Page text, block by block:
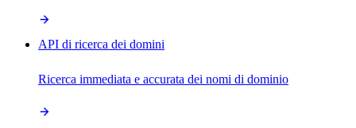
API di ricerca dei domini
Ricerca immediata e accurata dei nomi di dominio